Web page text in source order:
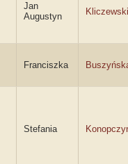
Jan
Augustyn
Kliczewski
Franciszka
Stefania